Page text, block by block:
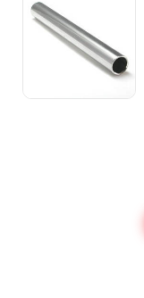
Цена
Количество